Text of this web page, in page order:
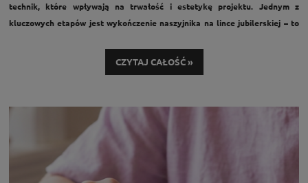
technik, które wpływają na trwałość i estetykę projektu. Jednym z
kluczowych etapów jest wykończenie naszyjnika na lince jubilerskiej – to
W tym poradniku pokażemy Ci trzy sprawdzone i łatwe sposoby na
CZYTAJ CAŁOŚĆ »